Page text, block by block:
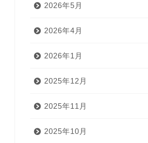
2026年5月
2026年4月
2026年1月
2025年12月
2025年11月
2025年10月